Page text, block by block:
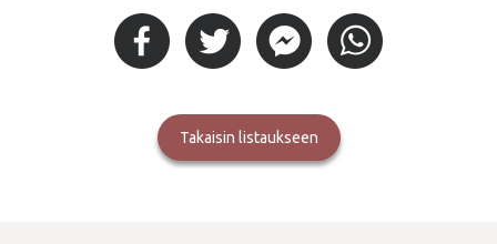
takaisin listaukseen